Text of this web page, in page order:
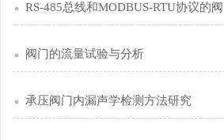
RS-485总线和MODBUS-RTU协议的
阀门的流量试验与分析
承压阀门内漏声学检测方法研究